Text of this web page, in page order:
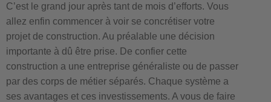
C’est le grand jour après tant de mois d’efforts. Vous
allez enfin commencer à voir se concrétiser votre
projet de construction. Au préalable une décision
importante à dû être prise. De confier cette
construction a une entreprise généraliste ou de passer
par des corps de métier séparés. Chaque système a
ses avantages et ces investissements. A vous de faire